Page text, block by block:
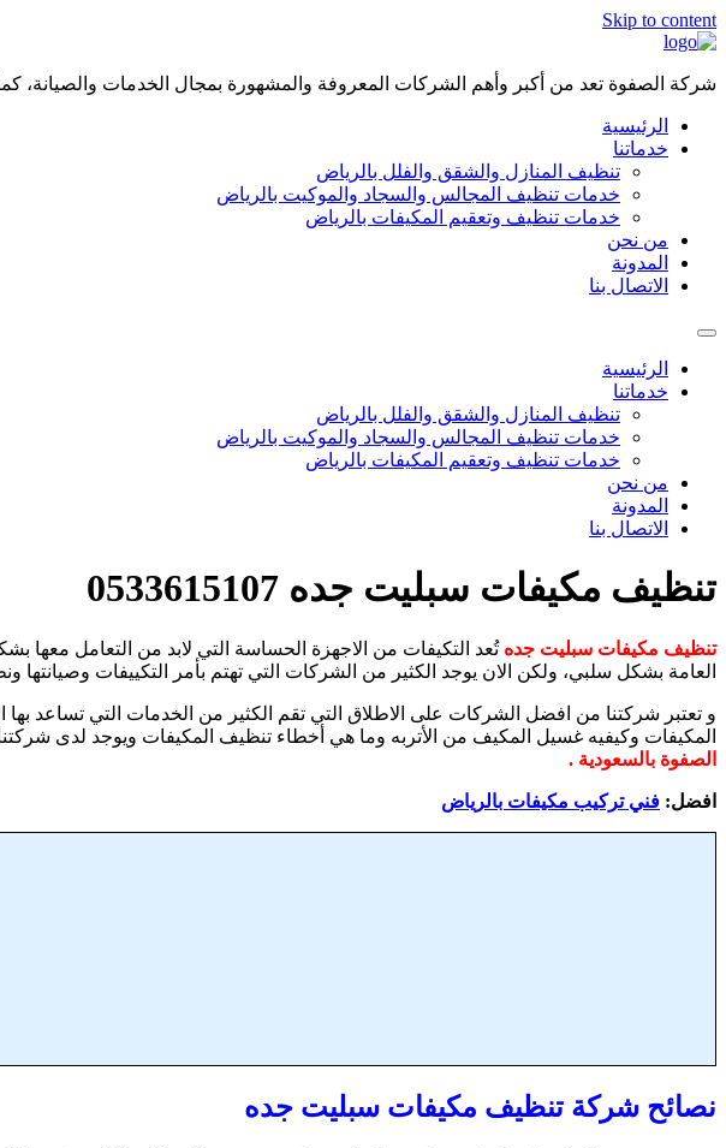
Skip to content
شركة الصفوة تعد من أكبر وأهم الشركات المعروفة والمشهورة بمجال الخدمات والصيانة،
الرئيسية
خدماتنا
تنظيف المنازل والشقق والفلل بالرياض
خدمات تنظيف المجالس والسجاد والموكيت بالرياض
خدمات تنظيف وتعقيم المكيفات بالرياض
من نحن
المدونة
الاتصال بنا
الرئيسية
خدماتنا
تنظيف المنازل والشقق والفلل بالرياض
خدمات تنظيف المجالس والسجاد والموكيت بالرياض
خدمات تنظيف وتعقيم المكيفات بالرياض
من نحن
المدونة
الاتصال بنا
تنظيف مكيفات سبليت جده 0533615107
تنظيف مكيفات سبليت جده تُعد التكيفات من الاجهزة الحساسة التي لابد من التعامل معها
العامة بشكل سلبي، ولكن الان يوجد الكثير من الشركات التي تهتم بأمر التكييفات وصيانتها
و تعتبر شركتنا من افضل الشركات على الاطلاق التي تقم الكثير من الخدمات التي
المكيفات وكيفيه غسيل المكيف من الأتربه وما هي أخطاء تنظيف المكيفات ويوجد لدى
الصفوة بالسعودية .
افضل: فني تركيب مكيفات بالرياض
نصائح شركة تنظيف مكيفات سبليت جده